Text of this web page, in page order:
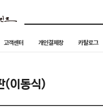
고객센터 개인결제창 카탈로그
(이동식)